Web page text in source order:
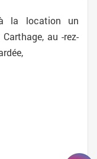
la location un
au -rez-